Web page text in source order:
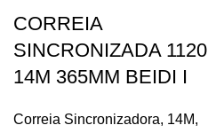
CORREIA
SINCRONIZADA 1120
14M 365MM BEIDI I
Correia Sincronizadora, 14M,